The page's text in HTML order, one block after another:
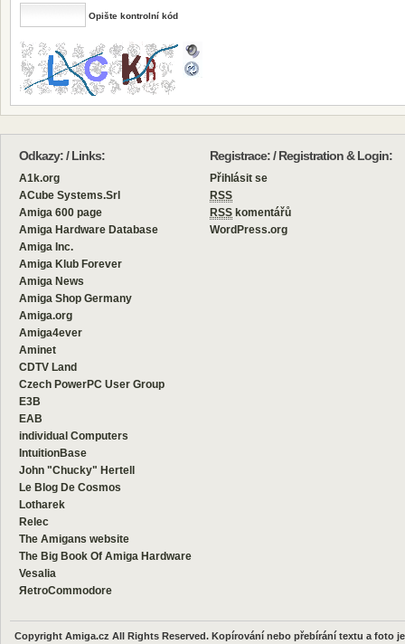
Opište kontrolní kód
Odkazy: / Links:
A1k.org
ACube Systems.Srl
Amiga 600 page
Amiga Hardware Database
Amiga Inc.
Amiga Klub Forever
Amiga News
Amiga Shop Germany
Amiga.org
Amiga4ever
Aminet
CDTV Land
Czech PowerPC User Group
E3B
EAB
individual Computers
IntuitionBase
John "Chucky" Hertell
Le Blog De Cosmos
Lotharek
Relec
The Amigans website
The Big Book Of Amiga Hardware
Vesalia
ЯetroCommodore
Registrace: / Registration & Login:
Přihlásit se
RSS
RSS komentářů
WordPress.org
Copyright Amiga.cz All Rights Reserved. Kopírování nebo přebírání textu a foto